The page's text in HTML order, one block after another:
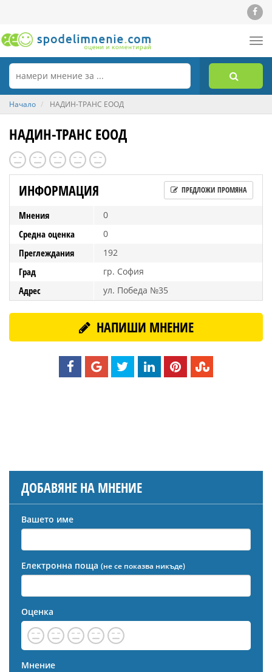
Начало НАДИН-ТРАНС ЕООД
НАДИН-ТРАНС ЕООД
ИНФОРМАЦИЯ ПРЕДЛОЖИ ПРОМЯНА
Мнения 0
Средна оценка 0
Преглеждания 192
Град гр. София
Адрес ул. Победа №35
НАПИШИ МНЕНИЕ
ДОБАВЯНЕ НА МНЕНИЕ
Вашето име
Електронна поща (не се показва никъде)
Оценка
Мнение